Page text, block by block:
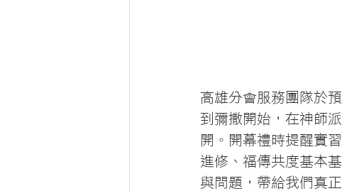
高雄分會服務團隊於
到彌撒開始，在神師
開。開幕禮時提醒實
進修、福傳共度基本
與問題，帶給我們真